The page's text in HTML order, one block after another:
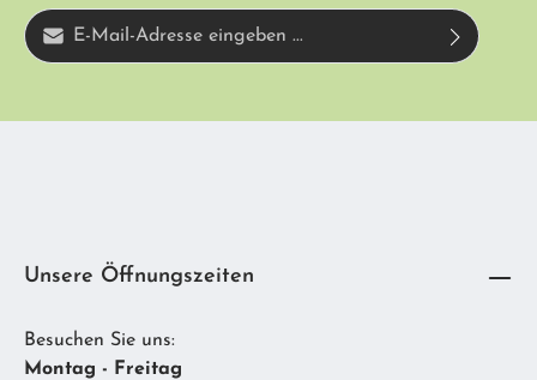
E-Mail-Adresse*
Unsere Öffnungszeiten
Besuchen Sie uns:
Montag - Freitag